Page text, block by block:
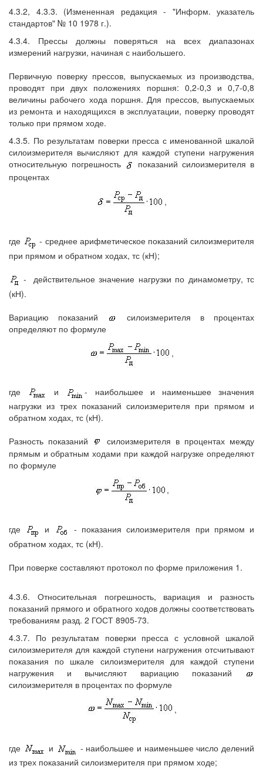
4.3.2, 4.3.3. (Измененная редакция - "Информ. указатель
стандартов" № 10 1978 г.).
4.3.4. Прессы должны поверяться на всех диапазонах
измерений нагрузки, начиная с наибольшего.
Первичную поверку прессов, выпускаемых из производства,
проводят при двух положениях поршня: 0,2-0,3 и 0,7-0,8
величины рабочего хода поршня. Для прессов, выпускаемых
из ремонта и находящихся в эксплуатации, поверку проводят
только при прямом ходе.
4.3.5. По результатам поверки пресса с именованной шкалой
силоизмерителя вычисляют для каждой ступени нагружения
относительную погрешность
показаний силоизмерителя в
процентах
,
где
- среднее арифметическое показаний силоизмерителя
при прямом и обратном ходах, тс (кН);
-
действительное значение нагрузки по динамометру, тс
(кН).
Вариацию показаний
силоизмерителя в процентах
определяют по формуле
,
где и
- наибольшее и наименьшее значения
нагрузки из трех показаний силоизмерителя при прямом и
обратном ходах, тс (кН).
Разность показаний
силоизмерителя в процентах между
прямым и обратным ходами при каждой нагрузке определяют
по формуле
,
где и
- показания силоизмерителя при прямом и
обратном ходах, тс (кН).
При поверке составляют протокол по форме приложения 1.
4.3.6. Относительная погрешность, вариация и разность
показаний прямого и обратного ходов должны соответствовать
требованиям разд. 2 ГОСТ 8905-73.
4.3.7. По результатам поверки пресса с условной шкалой
силоизмерителя для каждой ступени нагружения отсчитывают
показания по шкале силоизмерителя для каждой ступени
нагружения и вычисляют вариацию показаний
силоизмерителя в процентах по формуле
,
где и
- наибольшее и наименьшее число делений
из трех показаний силоизмерителя при прямом ходе;